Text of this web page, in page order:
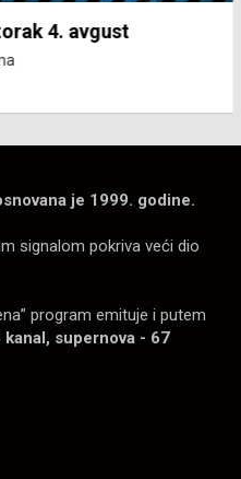
4. avgust
je 1999. godine.
signalom pokriva veći dio
program emituje i putem
supernova - 67